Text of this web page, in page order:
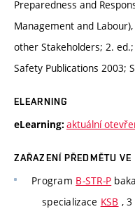
Preparedness and
Management and
other Stakeholders; 2.
Safety Publications 2003;
ELEARNING
eLearning: aktuální
ZAŘAZENÍ PŘEDMĚTU
Program B-STR-P
specializace KSB ,